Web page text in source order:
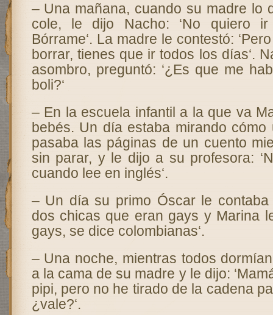
– Una mañana, cuando su madre lo
cole, le dijo Nacho: ‘No quiero
Bórrame‘. La madre le contestó:
borrar, tienes que ir todos los días‘.
asombro, preguntó: ‘¿Es que me
boli?‘
– En la escuela infantil a la que va
bebés. Un día estaba mirando
pasaba las páginas de un cuento
sin parar, y le dijo a su profesora:
cuando lee en inglés‘.
– Un día su primo Óscar le
dos chicas que eran gays y Marina
gays, se dice colombianas‘.
– Una noche, mientras todos
a la cama de su madre y le dijo:
pipi, pero no he tirado de la cadena
¿vale?‘.